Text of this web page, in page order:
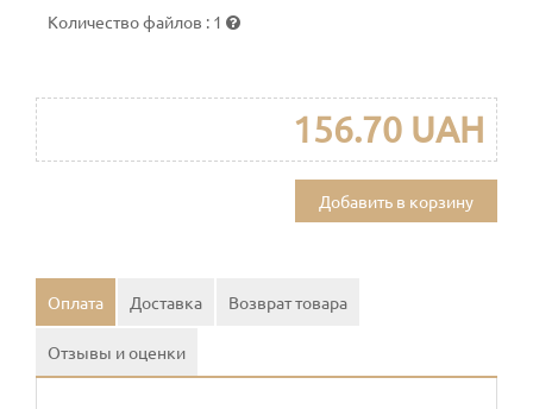
Количество файлов : 1
156.70 UAH
Добавить в корзину
Оплата Доставка Возврат товара
Отзывы и оценки